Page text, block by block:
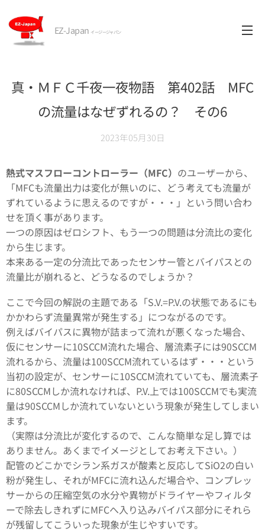
EZ-Japan イージージャパン
真・ＭＦＣ千夜一夜物語 第402話 MFC
の流量はなぜずれるの？ その6
2023年05月30日
熱式マスフローコントローラー（MFC） のユーザーから、
「MFCも流量出力は変化が無いのに、どう考えても流量が
ずれているように思えるのですが・・・」という問い合わ
せを頂く事があります。
一つの原因はゼロシフト、もう一つの問題は分流比の変化
から生じます。
本来ある一定の分流比であったセンサー管とバイパスとの
流量比が崩れると、どうなるのでしょうか？
ここで今回の解説の主題である「S.V.=P.V.の状態であるにも
かかわらず流量異常が発生する」につながるのです。
例えばバイパスに異物が詰まって流れが悪くなった場合、
仮にセンサーに10SCCM流れた場合、層流素子には90SCCM
流れるから、流量は100SCCM流れているはず・・・という
当初の設定が、センサーに10SCCM流れていても、層流素子
に80SCCMしか流れなければ、P.V.上では100SCCMでも実流
量は90SCCMしか流れていないという現象が発生してしまい
ます。
（実際は分流比が変化するので、こんな簡単な足し算では
ありません。あくまでイメージとしてお考え下さい。）
配管のどこかでシラン系ガスが酸素と反応してSiO2の白い
粉が発生し、それがMFCに流れ込んだ場合や、コンプレッ
サーからの圧縮空気の水分や異物がドライヤーやフィルタ
ーで除去しきれずにMFCへ入り込みバイパス部分にそれら
が残留してこういった現象が生じやすいです。